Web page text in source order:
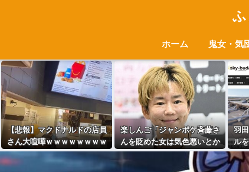
ふ
ホーム 鬼女・気
【悲報】マクドナルドの店員
さん大喧嘩ｗｗｗｗｗｗｗｗ
ｗｗｗｗｗ
楽しんご「ジャンポケ斉藤さ
んを貶めた女は気色悪いとか
言ってる癖にフ●ラするとか口
だけは素直なんだな！週刊誌
羽
ル
うに